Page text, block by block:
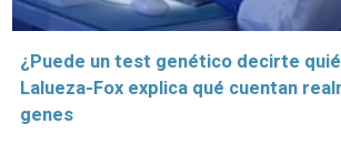
¿Puede un test genético decirte
Lalueza-Fox explica qué cuentan
genes